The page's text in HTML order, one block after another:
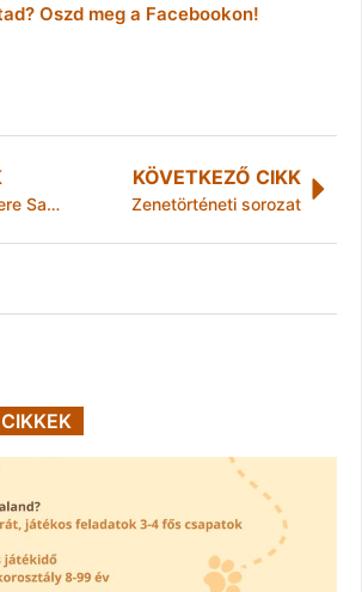
Oszd meg a Facebookon!
A Gömböc sikere Sanghajban
KÖVETKEZŐ CIKK
Zenetörténeti sorozat